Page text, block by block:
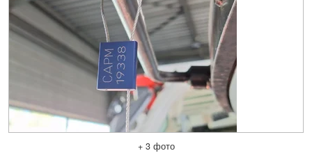
+ 3 фото